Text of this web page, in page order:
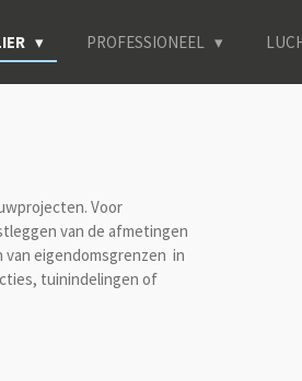
PROFESSIONEEL
Voor
van de afmetingen
van eigendomsgrenzen in
tuinindelingen of